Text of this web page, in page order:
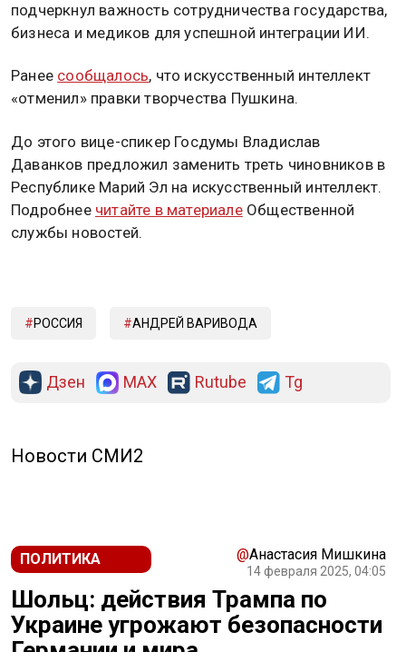
подчеркнул важность сотрудничества государства,
бизнеса и медиков для успешной интеграции ИИ.
Ранее сообщалось, что искусственный интеллект
«отменил» правки творчества Пушкина.
До этого вице-спикер Госдумы Владислав
Даванков предложил заменить треть чиновников в
Республике Марий Эл на искусственный интеллект.
Подробнее читайте в материалеОбщественной
службы новостей.
РОССИЯ АНДРЕЙ ВАРИВОДА
Дзен MAX Rutube Tg
Новости СМИ2
ПОЛИТИКА @Анастасия Мишкина
14 февраля 2025, 04:05
Шольц: действия Трампа по
Украине угрожают безопасности